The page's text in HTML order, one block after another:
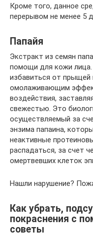
Кроме того, данное
перерывом не менее 5
Папайя
Экстракт из семян
помощи для кожи
избавиться от прыщей
омолаживающим
воздействия,
свежестью. Это
осуществляемый за
энзима папаина,
неактивные
распадаться, за счет
омертвевших клеток
Нашли нарушение?
Как убрать,
покраснения с
советы